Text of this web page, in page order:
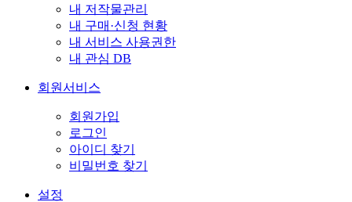
내 저작물관리
내 구매·신청 현황
내 서비스 사용권한
내 관심 DB
회원서비스
회원가입
로그인
아이디 찾기
비밀번호 찾기
설정